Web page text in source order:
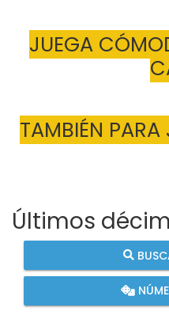
JUEGA
TAMBIÉN
Últimos